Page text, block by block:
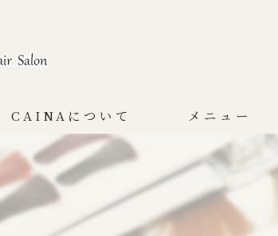
CAINAについて
コンセプト
サービス
メニュー